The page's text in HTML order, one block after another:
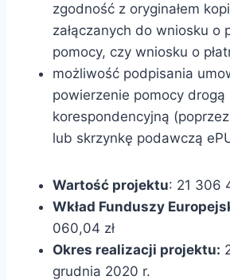
zgodność z oryginałem
załączanych do wniosku o
pomocy, czy wniosku o
możliwość podpisania
powierzenie pomocy drogą
korespondencyjną
lub skrzynkę podawczą
Wartość projektu: 21 306
Wkład Funduszy
060,04 zł
Okres realizacji projektu:
grudnia 2020 r.